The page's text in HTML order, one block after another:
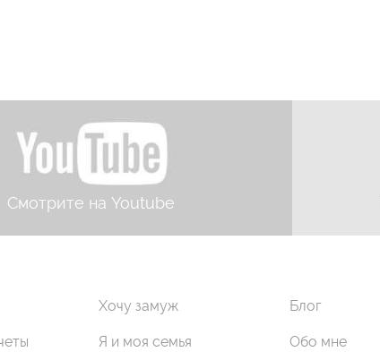
Смотрите на Youtube
Хочу замуж
Я и моя семья
Блог
Обо мне